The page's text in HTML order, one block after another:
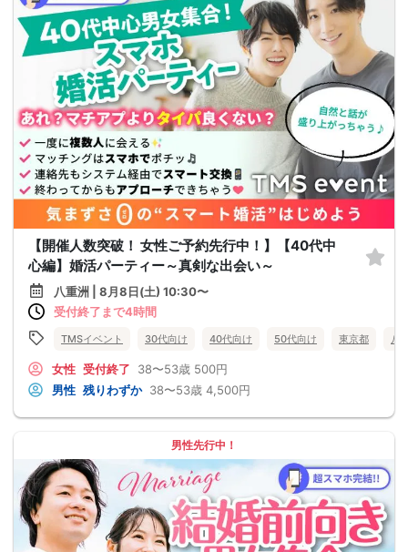
【開催人数突破！ 女性ご予約先行中！】【40代中
心編】婚活パーティー～真剣な出会い～
八重洲 | 8月8日(土) 10:30〜
受付終了まで4時間
TMSイベント 30代向け 40代向け 50代向け 東京都 八
女性 受付終了 38〜53歳 500円
男性 残りわずか 38〜53歳 4,500円
男性先行中！